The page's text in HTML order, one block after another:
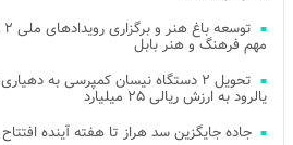
مهم فرهنگ و هنر بابل
تحویل ۲ دستگاه نیسان کمپرسی به
یالرود به ارزش ریالی ۲۵ میلیارد
جاده جایگزین سد هراز تا هفته آینده